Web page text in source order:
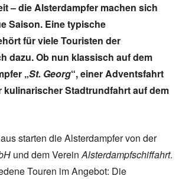
– die Alsterdampfer machen sich
Saison. Eine typische
für viele Touristen der
dazu. Ob nun klassisch auf dem
„St. Georg“, einer Adventsfahrt
kulinarischer Stadtrundfahrt auf dem
starten die Alsterdampfer von der
und dem VereinAlsterdampfschiffahrt.
Touren im Angebot: Die